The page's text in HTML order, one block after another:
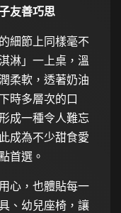
友善巧思
細節上同樣毫不
淋」一上桌，溫
柔軟，透著奶油
時多層次的口
成一種令人難忘
成為不少甜食愛
首選。
心，也體貼每一
、幼兒座椅，讓